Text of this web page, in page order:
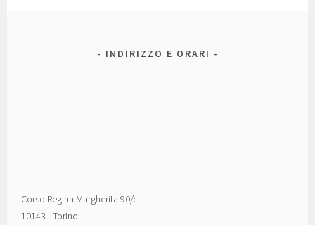
INDIRIZZO E ORARI
Corso Regina Margherita 90/c
10143 - Torino